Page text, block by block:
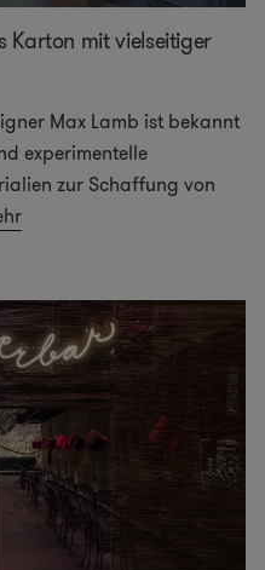
Karton mit vielseitiger
Max Lamb ist bekannt
experimentelle
zur Schaffung von